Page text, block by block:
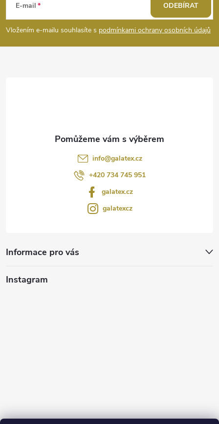
p
a
E-mail
Vložením e-mailu souhlasíte s podmínkami ochrany osobních údajů
ODEBÍRAT
info@galatex.cz
+420 734 745 951
galatex.cz
galatexcz
Informace pro vás
Instagram